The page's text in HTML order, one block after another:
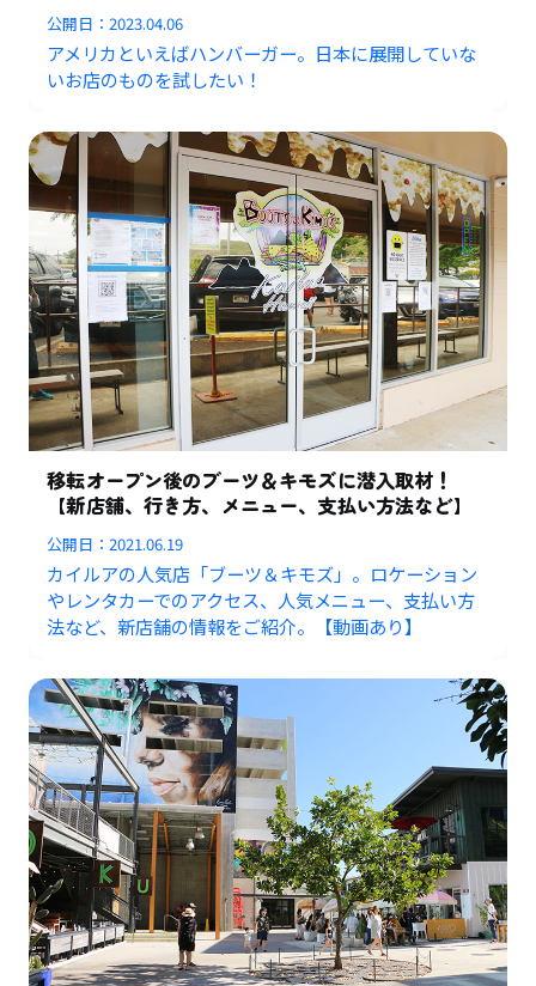
公開日：2023.04.06
アメリカといえばハンバーガー。日本に展開していな
いお店のものを試したい！
移転オープン後のブーツ＆キモズに潜入取材！
【新店舗、行き方、メニュー、支払い方法など】
公開日：2021.06.19
カイルアの人気店「ブーツ＆キモズ」。ロケーション
やレンタカーでのアクセス、人気メニュー、支払い方
法など、新店舗の情報をご紹介。【動画あり】